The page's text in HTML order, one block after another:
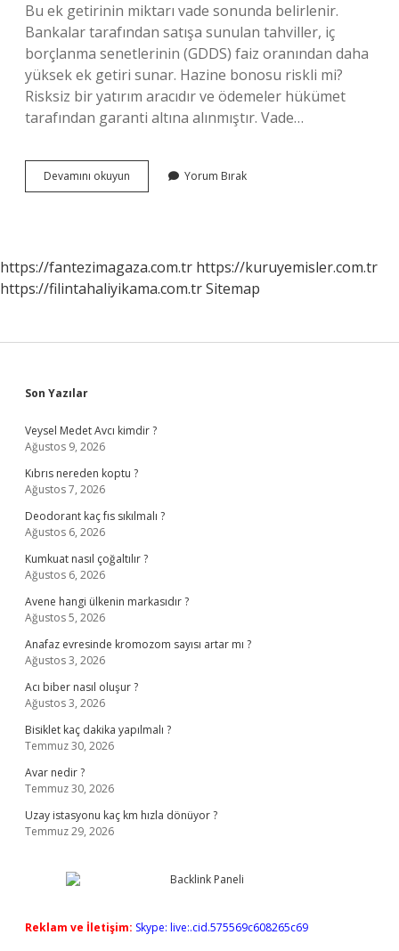
Bu ek getirinin miktarı vade sonunda belirlenir.
Bankalar tarafından satışa sunulan tahviller, iç
borçlanma senetlerinin (GDDS) faiz oranından daha
yüksek ek getiri sunar. Hazine bonosu riskli mi?
Risksiz bir yatırım aracıdır ve ödemeler hükümet
tarafından garanti altına alınmıştır. Vade…
Devamını okuyun
Almak
Yorum Bırak
https://fantezimagaza.com.tr https://kuruyemisler.com.tr
https://filintahaliyikama.com.trSitemap
Sidebar
Son Yazılar
Veysel Medet Avcı kimdir ?
Ağustos 9, 2026
Kıbrıs nereden koptu ?
Ağustos 7, 2026
Deodorant kaç fıs sıkılmalı ?
Ağustos 6, 2026
Kumkuat nasıl çoğaltılır ?
Ağustos 6, 2026
Avene hangi ülkenin markasıdır ?
Ağustos 5, 2026
Anafaz evresinde kromozom sayısı artar mı ?
Ağustos 3, 2026
Acı biber nasıl oluşur ?
Ağustos 3, 2026
Bisiklet kaç dakika yapılmalı ?
Temmuz 30, 2026
Avar nedir ?
Temmuz 30, 2026
Uzay istasyonu kaç km hızla dönüyor ?
Temmuz 29, 2026
Reklam ve İletişim: Skype: live:.cid.575569c608265c69